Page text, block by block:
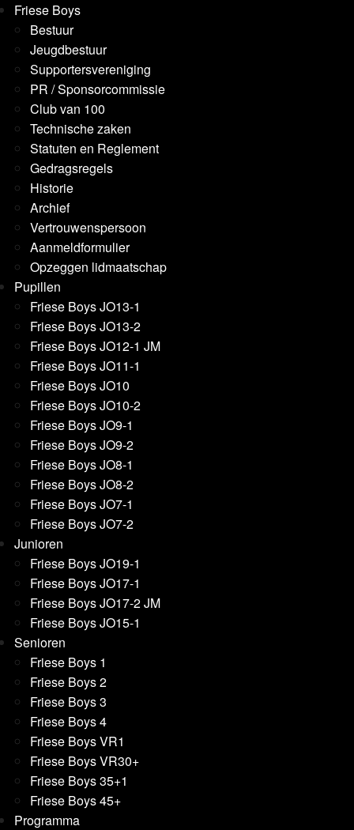
Friese Boys
Bestuur
Jeugdbestuur
Supportersvereniging
PR / Sponsorcommissie
Club van 100
Technische zaken
Statuten en Reglement
Gedragsregels
Historie
Archief
Vertrouwenspersoon
Aanmeldformulier
Opzeggen lidmaatschap
Pupillen
Friese Boys JO13-1
Friese Boys JO13-2
Friese Boys JO12-1 JM
Friese Boys JO11-1
Friese Boys JO10
Friese Boys JO10-2
Friese Boys JO9-1
Friese Boys JO9-2
Friese Boys JO8-1
Friese Boys JO8-2
Friese Boys JO7-1
Friese Boys JO7-2
Junioren
Friese Boys JO19-1
Friese Boys JO17-1
Friese Boys JO17-2 JM
Friese Boys JO15-1
Senioren
Friese Boys 1
Friese Boys 2
Friese Boys 3
Friese Boys 4
Friese Boys VR1
Friese Boys VR30+
Friese Boys 35+1
Friese Boys 45+
Programma